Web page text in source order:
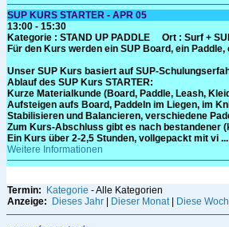
SUP KURS STARTER - APR 05
13:00 - 15:30
Kategorie : STAND UP PADDLE Ort : Surf +
Für den Kurs werden ein SUP Board, ein
Unser SUP Kurs basiert auf SUP-
Ablauf des SUP Kurs STARTER:
Kurze Materialkunde (Board, Paddle, Leash,
Aufsteigen aufs Board, Paddeln im Liegen, im
Stabilisieren und Balancieren, verschiedene
Zum Kurs-Abschluss gibt es nach bestandener
Ein Kurs über 2-2,5 Stunden, vollgepackt mit vi ...
Weitere Informationen
Termin:
Kategorie - Alle Kategorien
Anzeige:
Dieses Jahr Dieser Monat| Diese